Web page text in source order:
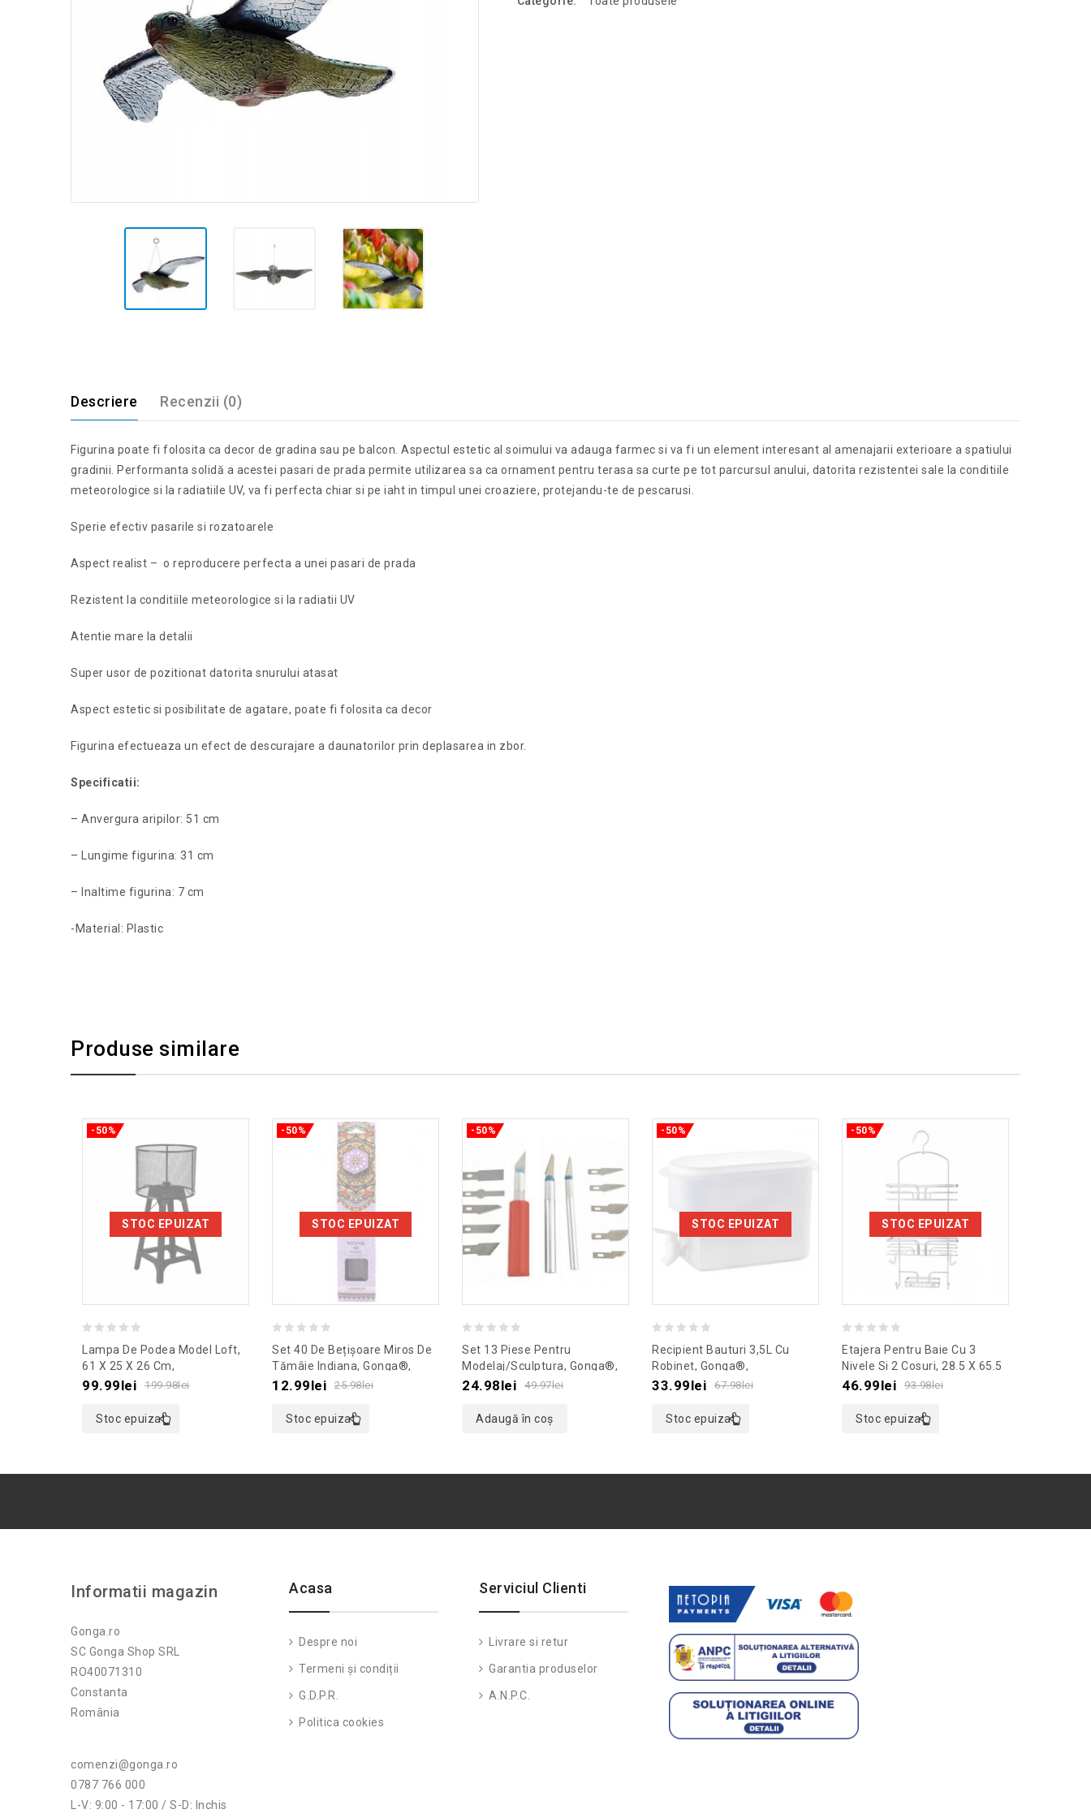
Descriere Recenzii (0)
Figurina poate fi folosita ca decor de gradina sau pe balcon. Aspectul estetic al soimului va adauga farmec si va fi un element interesant al amenajarii exterioare a spatiului
gradinii. Performanta solidă a acestei pasari de prada permite utilizarea sa ca ornament pentru terasa sa curte pe tot parcursul anului, datorita rezistentei sale la conditiile
meteorologice si la radiatiile UV, va fi perfecta chiar si pe iaht in timpul unei croaziere, protejandu-te de pescarusi.
Sperie efectiv pasarile si rozatoarele
Aspect realist – o reproducere perfecta a unei pasari de prada
Rezistent la conditiile meteorologice si la radiatii UV
Atentie mare la detalii
Super usor de pozitionat datorita snurului atasat
Aspect estetic si posibilitate de agatare, poate fi folosita ca decor
Figurina efectueaza un efect de descurajare a daunatorilor prin deplasarea in zbor.
Specificatii:
– Anvergura aripilor: 51 cm
– Lungime figurina: 31 cm
– Inaltime figurina: 7 cm
-Material: Plastic
Produse similare
STOC EPUIZAT
-50%
out
of
Lampa De Podea Model Loft,
61 X 25 X 26 Cm,
Culoaremodel Negru
199.98lei
99.99lei
Stoc epuizat
STOC EPUIZAT
-50%
out
of
Set 40 De Bețișoare Miros De
Tămâie Indiana, Gonga®,
Culoaremodel Mov
25.98lei
12.99lei
Stoc epuizat
-50%
out
of
Set 13 Piese Pentru
Modelaj/sculptura, Gonga®,
Culoaremodel Argintiu
49.97lei
24.98lei
Adaugă în coș
STOC EPUIZAT
-50%
out
of
Recipient Bauturi 3,5L Cu
Robinet, Gonga®,
Culoaremodel Transparent
67.98lei
33.99lei
Stoc epuizat
STOC EPUIZAT
-50%
out
of
Etajera Pentru Baie Cu 3
Nivele Si 2 Cosuri, 28.5 X 65.5
X 12 Cm, Culoaremodel
93.98lei
46.99lei
Stoc epuizat
Informatii magazin
Gonga.ro
SC Gonga Shop SRL
RO40071310
Constanta
România
comenzi@gonga.ro
0787 766 000
L-V: 9:00 - 17:00 / S-D: Inchis
Acasa
Despre noi
Termeni și condiții
G.D.P.R.
Politica cookies
Serviciul Clienti
Livrare si retur
Garantia produselor
A.N.P.C.